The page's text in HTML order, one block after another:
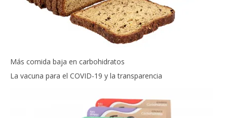
Más comida baja en carbohidratos
La vacuna para el COVID-19 y la transparencia